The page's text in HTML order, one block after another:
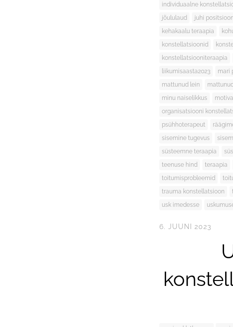
individuaalne
jõululaud
juhi positsioon
kehakaalu teraapia
konstellatsioonid
konstellatsiooniteraapia
liikumisaasta2023
mari
mattunud lein
minu naiselikkus
organisatsiooni
psühhoterapeut
sisemine tugevus
süsteemne teraapia
teenuse hind
teraapia
toitumisprobleemid
trauma konstellatsioon
usk imedesse
6. JUUNI 2023